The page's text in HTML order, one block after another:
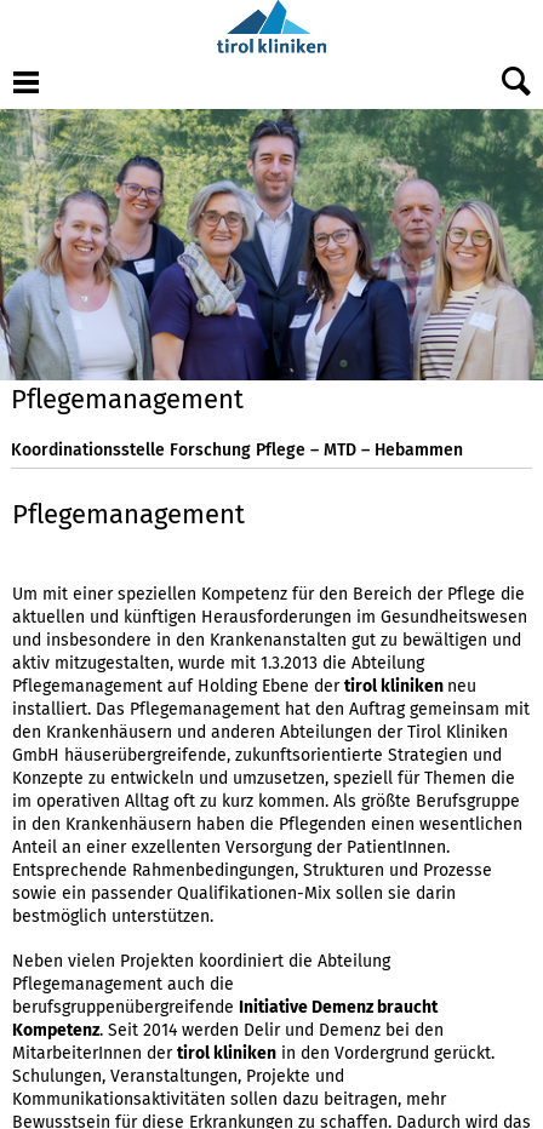
Menu
Pflegemanagement
Koordinationsstelle Forschung Pflege – MTD – Hebammen
Pflegemanagement
Um mit einer speziellen Kompetenz für den Bereich der Pflege die
aktuellen und künftigen Herausforderungen im Gesundheitswesen
und insbesondere in den Krankenanstalten gut zu bewältigen und
aktiv mitzugestalten, wurde mit 1.3.2013 die Abteilung
Pflegemanagement auf Holding Ebene dertirol kliniken neu
installiert. Das Pflegemanagement hat den Auftrag gemeinsam mit
den Krankenhäusern und anderen Abteilungen der Tirol Kliniken
GmbH häuserübergreifende, zukunftsorientierte Strategien und
Konzepte zu entwickeln und umzusetzen, speziell für Themen die
im operativen Alltag oft zu kurz kommen. Als größte Berufsgruppe
in den Krankenhäusern haben die Pflegenden einen wesentlichen
Anteil an einer exzellenten Versorgung der PatientInnen.
Entsprechende Rahmenbedingungen, Strukturen und Prozesse
sowie ein passender Qualifikationen-Mix sollen sie darin
bestmöglich unterstützen.
Neben vielen Projekten koordiniert die Abteilung
Pflegemanagement auch die
berufsgruppenübergreifende Initiative Demenz braucht
Kompetenz. Seit 2014 werden Delir und Demenz bei den
MitarbeiterInnen dertirol kliniken in den Vordergrund gerückt.
Schulungen, Veranstaltungen, Projekte und
Kommunikationsaktivitäten sollen dazu beitragen, mehr
Bewusstsein für diese Erkrankungen zu schaffen. Dadurch wird das